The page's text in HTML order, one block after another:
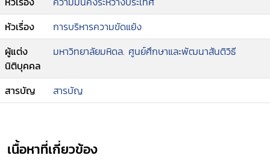
หัวเรื่อง
การบริหารความขัดแย้ง
ผู้แต่ง
นิติบุคคล
มหาวิทยาลัยมหิดล. ศูนย์ศึกษาและพัฒนาสันติวิธี
สารบัญ สารบัญ
เนื้อหาที่เกี่ยวข้อง